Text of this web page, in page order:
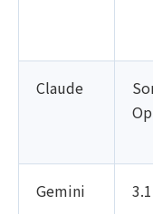
Claude
Gemini